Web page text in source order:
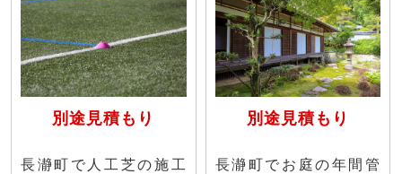
別途見積もり
長瀞町で人工芝の施工
別途見積もり
長瀞町でお庭の年間管